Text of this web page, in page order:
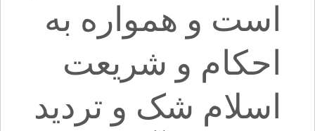
است و همواره به
احکام و شریعت
اسلام شک و تردید